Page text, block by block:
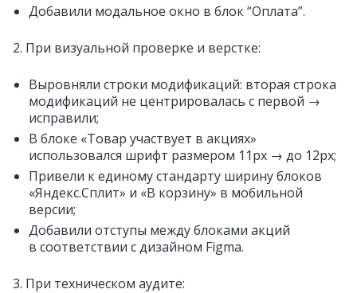
Добавили модальное окно в блок “Оплата”.
2. При визуальной проверке и верстке:
Выровняли строки модификаций: вторая строка
модификаций не центрировалась с первой →
исправили;
В блоке «Товар участвует в акциях»
использовался шрифт размером 11px → до 12px;
Привели к единому стандарту ширину блоков
«Яндекс.Сплит» и «В корзину» в мобильной
версии;
Добавили отступы между блоками акций
в соответствии с дизайном Figma.
3. При техническом аудите: